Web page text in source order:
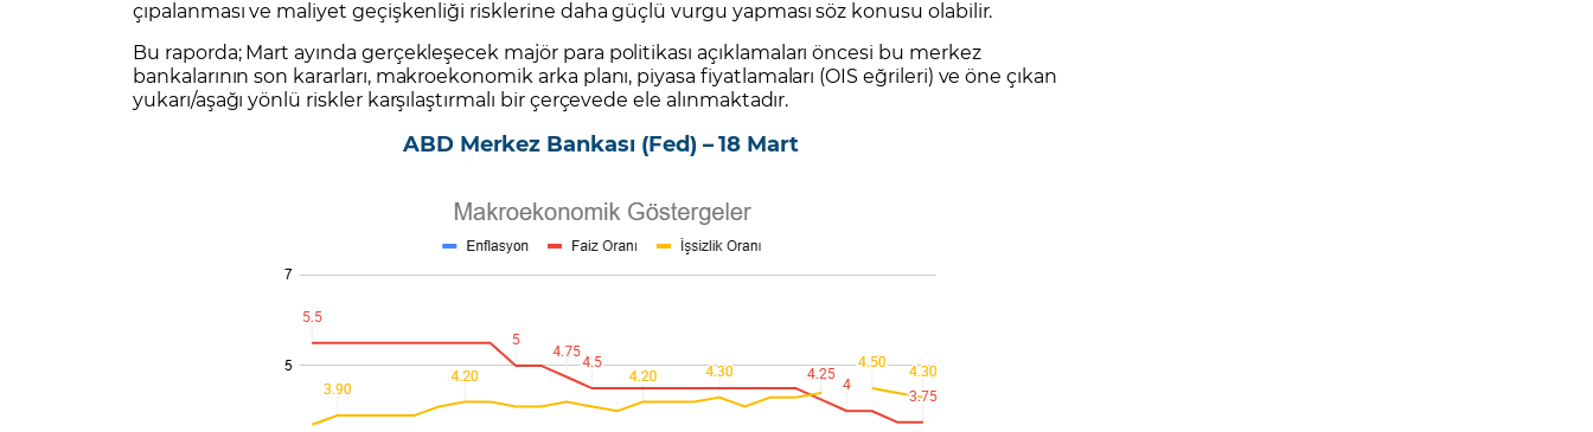
çıpalanması ve maliyet geçişkenliği risklerine daha güçlü vurgu yapması söz konusu olabilir.
Bu raporda; Mart ayında gerçekleşecek majör para politikası açıklamaları öncesi bu merkez
bankalarının son kararları, makroekonomik arka planı, piyasa fiyatlamaları (OIS eğrileri) ve öne çıkan
yukarı/aşağı yönlü riskler karşılaştırmalı bir çerçevede ele alınmaktadır.
ABD Merkez Bankası (Fed) – 18 Mart